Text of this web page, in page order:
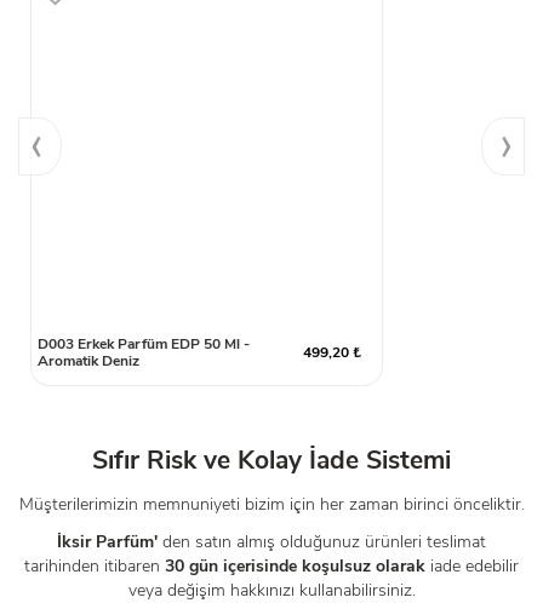
D003 Erkek Parfüm EDP 50 Ml -
Aromatik Deniz
499,20 ₺
‹ ›
Sıfır Risk ve Kolay İade Sistemi
Müşterilerimizin memnuniyeti bizim için her zaman birinci önceliktir.
İksir Parfüm' den satın almış olduğunuz ürünleri teslimat
tarihinden itibaren 30 gün içerisinde koşulsuz olarak iade edebilir
veya değişim hakkınızı kullanabilirsiniz.